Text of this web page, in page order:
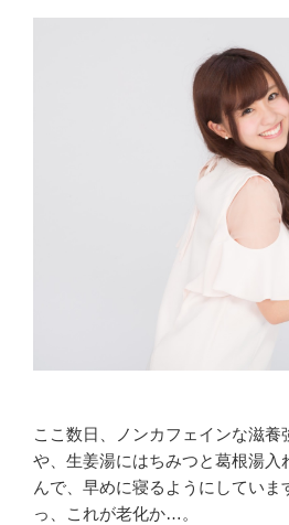
ここ数日、ノンカフェインな滋養
や、生姜湯にはちみつと葛根湯入
んで、早めに寝るようにしていま
っ、これが老化か…。